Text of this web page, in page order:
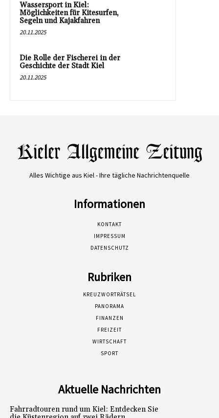
Wassersport in Kiel:
Möglichkeiten für Kitesurfen,
Segeln und Kajakfahren
20.11.2025
Die Rolle der Fischerei in der
Geschichte der Stadt Kiel
20.11.2025
Alles Wichtige aus Kiel - Ihre tägliche Nachrichtenquelle
Informationen
KONTAKT
IMPRESSUM
DATENSCHUTZ
Rubriken
KREUZWORTRÄTSEL
PANORAMA
FINANZEN
FREIZEIT
WIRTSCHAFT
SPORT
Aktuelle Nachrichten
Fahrradtouren rund um Kiel: Entdecken Sie